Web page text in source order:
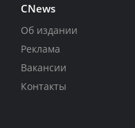
CNews
Об издании
Реклама
Вакансии
Контакты